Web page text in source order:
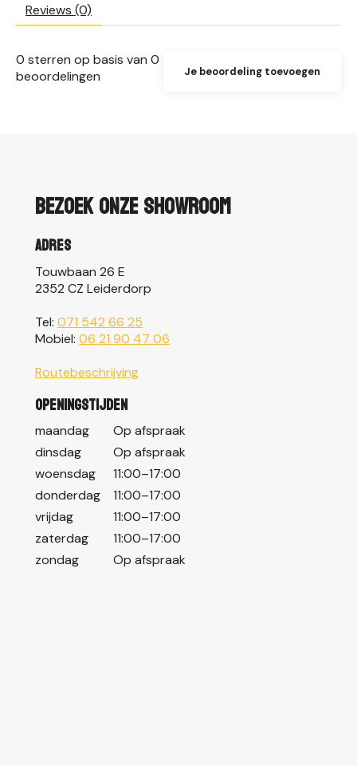
Reviews (0)
0 sterren op basis van 0
beoordelingen
Je beoordeling toevoegen
Bezoek onze showroom
Adres
Touwbaan 26 E
2352 CZ Leiderdorp
Tel: 071 542 66 25
Mobiel: 06 21 90 47 06
Routebeschrijving
Openingstijden
maandag
Op afspraak
dinsdag
Op afspraak
woensdag
11:00–17:00
donderdag
11:00–17:00
vrijdag
11:00–17:00
zaterdag
11:00–17:00
zondag
Op afspraak